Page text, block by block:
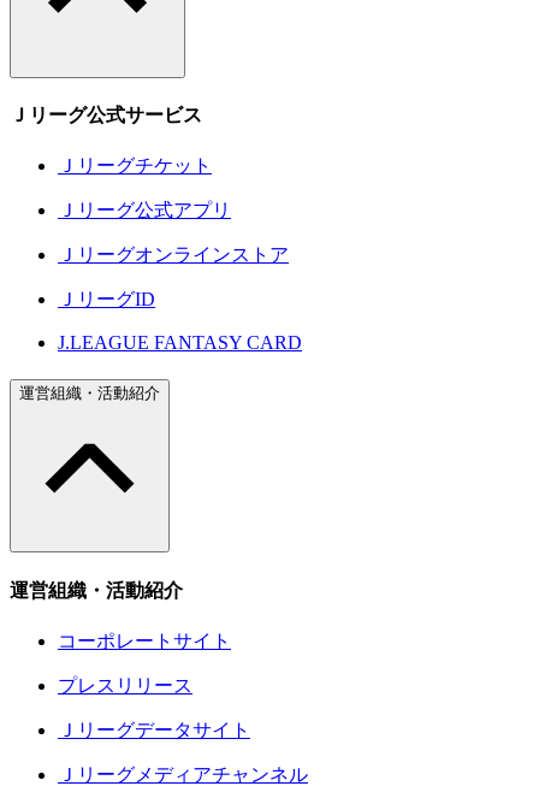
Ｊリーグ公式サービス
Ｊリーグチケット
Ｊリーグ公式アプリ
Ｊリーグオンラインストア
ＪリーグID
J.LEAGUE FANTASY CARD
運営組織・活動紹介
運営組織・活動紹介
コーポレートサイト
プレスリリース
Ｊリーグデータサイト
Ｊリーグメディアチャンネル